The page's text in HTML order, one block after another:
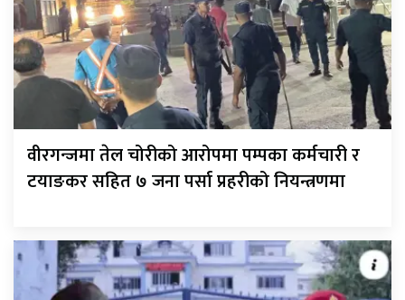
वीरगन्जमा तेल चोरीको आरोपमा पम्पका कर्मचारी र
टयाङकर सहित ७ जना पर्सा प्रहरीको नियन्त्रणमा